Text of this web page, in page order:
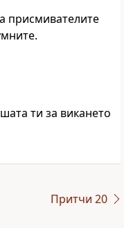
присмивателите
ти за викането
Притчи 20